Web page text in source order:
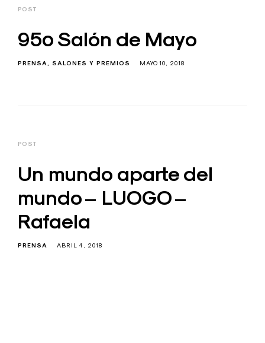
POST
95º Salón de Mayo
PRENSA SALONES Y PREMIOS MAYO 10, 2018
POST
Un mundo aparte del
mundo – LUOGO –
Rafaela
PRENSA ABRIL 4, 2018